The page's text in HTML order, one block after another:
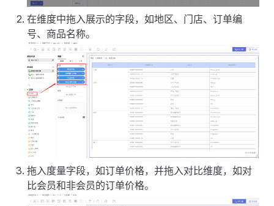
在维度中拖入展示的字段，如地区、门店、订单编
号、商品名称。
拖入度量字段，如订单价格，并拖入对比维度，如对
比会员和非会员的订单价格。